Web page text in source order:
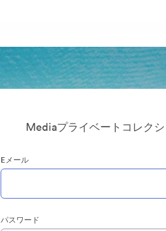
Mediaプライベートコレク
Eメール
パスワード